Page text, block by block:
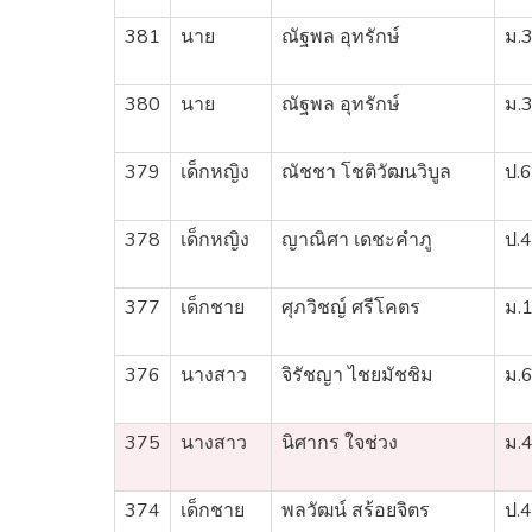
381 นาย ณัฐพล อุทรักษ์ ม.3
380 นาย ณัฐพล อุทรักษ์ ม.3
379 เด็กหญิง ณัชชา โชติวัฒนวิบูล ป.6
378 เด็กหญิง ญาณิศา เดชะคำภู ป.4
377 เด็กชาย ศุภวิชญ์ ศรีโคตร ม.1
376 นางสาว จิรัชญา ไชยมัชชิม ม.6
375 นางสาว นิศากร ใจช่วง ม.4
374 เด็กชาย พลวัฒน์ สร้อยจิตร ป.4